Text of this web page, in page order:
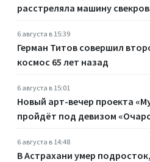
расстреляла машину
6 августа в 15:39
Герман Титов совершил
космос 65 лет назад
6 августа в 15:01
Новый арт-вечер проекта
пройдёт под девизом
6 августа в 14:48
В Астрахани умер